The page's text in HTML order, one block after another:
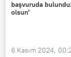
TV dizisi
atış talimi
başvuruda
olsun'
6 Kasım 2024,